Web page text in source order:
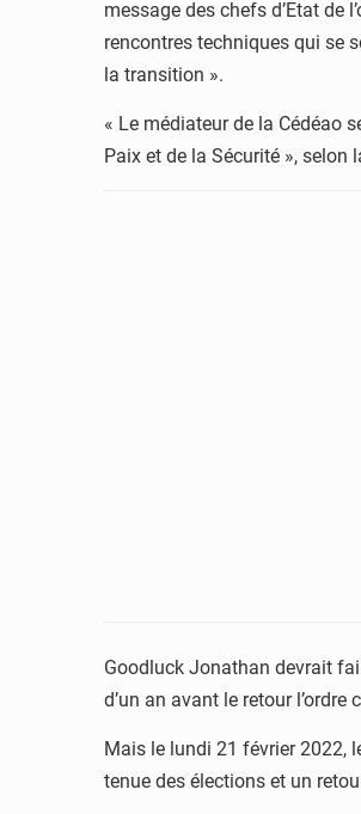
message des chefs d’Etat de
rencontres techniques qui se
la transition ».
« Le médiateur de la Cédéao
Paix et de la Sécurité », selon
Goodluck Jonathan devrait
d’un an avant le retour l’ordre
Mais le lundi 21 février 2022,
tenue des élections et un